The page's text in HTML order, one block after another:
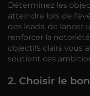
Déterminez les
atteindre lors de
des leads, de lancer
renforcer la
objectifs clairs vous
soutient ces
2. Choisir le